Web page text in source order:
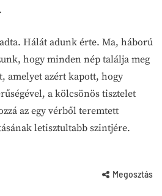
Hálát adunk érte. Ma, háború
hogy minden nép találja meg
amelyet azért kapott, hogy
a kölcsönös tisztelet
az egy vérből teremtett
letisztultabb szintjére.
Megosztás